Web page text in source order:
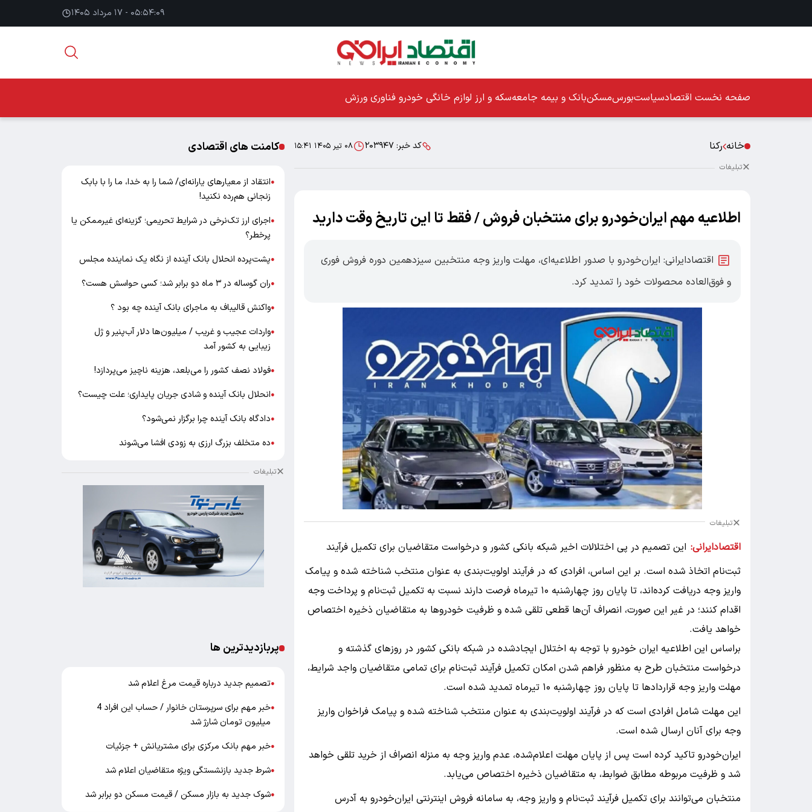
۰۵:۵۴:۱۰ - ۱۷ مرداد ۱۴۰۵
صفحه نخست اقتصادسیاستبورسمسکنبانک و بیمه جامعهسکه و ارز لوازم خانگی خودرو فناوری ورزش
خانه رکنا کد خبر: ۲۰۳۹۴۷ ۰۸ تیر ۱۴۰۵ ۱۵:۴۱
تبلیغات
اطلاعیه مهم ایران‌خودرو برای منتخبان فروش / فقط تا این تاریخ وقت دارید
اقتصادایرانی: ایران‌خودرو با صدور اطلاعیه‌ای، مهلت واریز وجه منتخبین سیزدهمین دوره فروش فوری
و فوق‌العاده محصولات خود را تمدید کرد.
تبلیغات
اقتصادایرانی: این تصمیم در پی اختلالات اخیر شبکه بانکی کشور و درخواست متقاضیان برای تکمیل فرآیند
ثبت‌نام اتخاذ شده است. بر این اساس، افرادی که در فرآیند اولویت‌بندی به عنوان منتخب شناخته شده و پیامک
واریز وجه دریافت کرده‌اند، تا پایان روز چهارشنبه ۱۰ تیرماه فرصت دارند نسبت به تکمیل ثبت‌نام و پرداخت وجه
اقدام کنند؛ در غیر این صورت، انصراف آن‌ها قطعی تلقی شده و ظرفیت خودروها به متقاضیان ذخیره اختصاص
خواهد یافت.
براساس این اطلاعیه ایران خودرو با توجه به اختلال ایجادشده در شبکه بانکی کشور در روزهای گذشته و
درخواست منتخبان طرح به منظور فراهم شدن امکان تکمیل فرآیند ثبت‌نام برای تمامی متقاضیان واجد شرایط،
مهلت واریز وجه قراردادها تا پایان روز چهارشنبه ۱۰ تیرماه تمدید شده است.
این مهلت شامل افرادی است که در فرآیند اولویت‌بندی به عنوان منتخب شناخته شده و پیامک فراخوان واریز
وجه برای آنان ارسال شده است.
ایران‌خودرو تاکید کرده است پس از پایان مهلت اعلام‌شده، عدم واریز وجه به منزله انصراف از خرید تلقی خواهد
شد و ظرفیت مربوطه مطابق ضوابط، به متقاضیان ذخیره اختصاص می‌یابد.
منتخبان می‌توانند برای تکمیل فرآیند ثبت‌نام و واریز وجه، به سامانه فروش اینترنتی ایران‌خودرو به آدرس
کامنت های اقتصادی
●انتقاد از معیارهای یارانه‌ای/ شما را به خدا، ما را با بابک
زنجانی هم‌رده نکنید!
●اجرای ارز تک‌نرخی در شرایط تحریمی؛ گزینه‌ای غیرممکن یا
پرخطر؟
●پشت‌پرده انحلال بانک آینده از نگاه یک نماینده مجلس
●ران گوساله در ۳ ماه دو برابر شد؛ کسی حواسش هست؟
●واکنش قالیباف به ماجرای بانک آینده چه بود ؟
●واردات عجیب و غریب / میلیون‌ها دلار آب‌پنیر و ژل
زیبایی به کشور آمد
●فولاد نصف کشور را می‌بلعد، هزینه ناچیز می‌پردازد!
●انحلال بانک آینده و شادی جریان پایداری؛ علت چیست؟
●دادگاه بانک آینده چرا برگزار نمی‌شود؟
●ده متخلف بزرگ ارزی به زودی افشا می‌شوند
تبلیغات
پربازدیدترین ها
●تصمیم جدید درباره قیمت مرغ اعلام شد
●
خبر مهم برای سرپرستان خانوار / حساب این افراد 4
میلیون تومان شارژ شد
●خبر مهم بانک مرکزی برای مشتریانش + جزئیات
●شرط جدید بازنشستگی ویژه متقاضیان اعلام شد
●شوک جدید به بازار مسکن / قیمت مسکن دو برابر شد